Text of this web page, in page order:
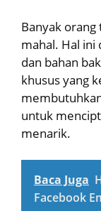
Banyak
mahal. Hal ini
dan bahan
khusus yang
untuk
menarik.
Baca Juga
Facebook